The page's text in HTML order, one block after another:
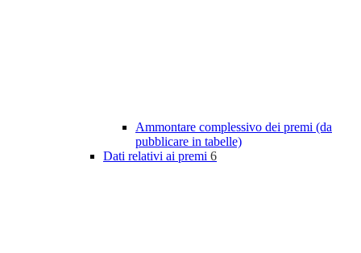
Ammontare complessivo dei premi (da
pubblicare in tabelle)
Dati relativi ai premi 6